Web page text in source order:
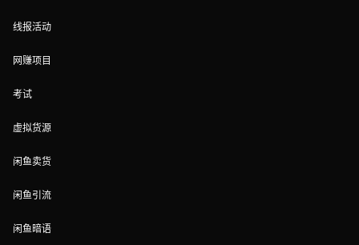
线报活动
网赚项目
考试
虚拟货源
闲鱼卖货
闲鱼引流
闲鱼暗语